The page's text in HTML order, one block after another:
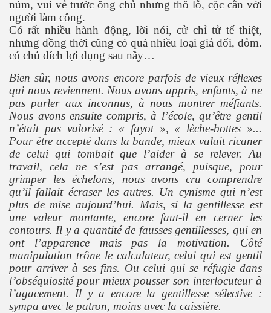
núm, vui vẻ trước ông chủ nhưng thô lỗ, cộc cằn với
người làm công.
Có rất nhiều hành động, lời nói, cử chỉ tử tế thiệt,
nhưng đồng thời cũng có quá nhiều loại giả dối, dỏm.
có chủ đích lợi dụng sau nầy…
Bien sûr, nous avons encore parfois de vieux réflexes
qui nous reviennent. Nous avons appris, enfants, à ne
pas parler aux inconnus, à nous montrer méfiants.
Nous avons ensuite compris, à l’école, qu’être gentil
n’était pas valorisé : « fayot », « lèche-bottes »...
Pour être accepté dans la bande, mieux valait ricaner
de celui qui tombait que l’aider à se relever. Au
travail, cela ne s’est pas arrangé, puisque, pour
grimper les échelons, nous avons cru comprendre
qu’il fallait écraser les autres. Un cynisme qui n’est
plus de mise aujourd’hui. Mais, si la gentillesse est
une valeur montante, encore faut-il en cerner les
contours. Il y a quantité de fausses gentillesses, qui en
ont l’apparence mais pas la motivation. Côté
manipulation trône le calculateur, celui qui est gentil
pour arriver à ses fins. Ou celui qui se réfugie dans
l’obséquiosité pour mieux pousser son interlocuteur à
l’agacement. Il y a encore la gentillesse sélective :
sympa avec le patron, moins avec la caissière.